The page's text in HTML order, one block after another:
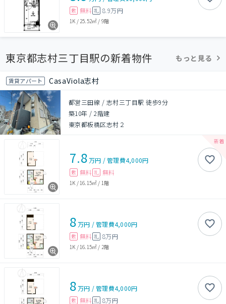
敷 無料 礼 8.9万円
1K / 25.52㎡ / 9階
東京都志村三丁目駅の新着物件 もっと見る
賃貸アパート CasaViola志村
都営三田線 / 志村三丁目駅 徒歩9分
築10年 /2階建
東京都板橋区志村２
7.8万円 /管理費4,000円
敷 無料 礼 無料
1K / 16.15㎡ / 1階
8万円 /管理費4,000円
敷 無料 礼 8万円
1K / 16.15㎡ / 2階
8万円 /管理費4,000円
敷 無料 礼 8万円